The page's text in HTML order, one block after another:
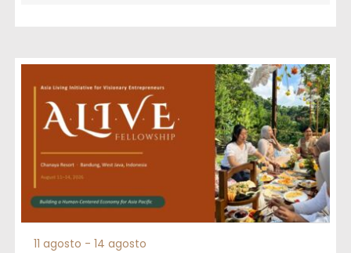
11 agosto -14 agosto